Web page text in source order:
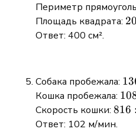
Периметр
Площадь квадрата: 20
20
Ответ: 400 см².
Собака пробежала:
8 =
Кошка пробежала:
-
Скорость кошки: 816
: 8
816 :
Ответ: 102 м/мин.